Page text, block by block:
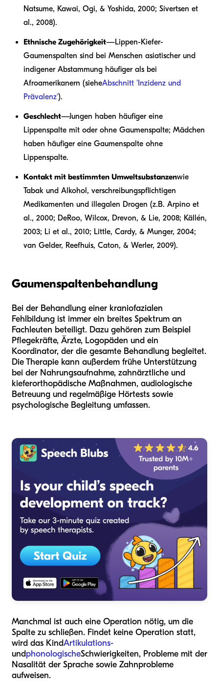
Natsume, Kawai, Ogi, & Yoshida, 2000; Sivertsen et
al., 2008).
Ethnische Zugehörigkeit—Lippen-Kiefer-
Gaumenspalten sind bei Menschen asiatischer und
indigener Abstammung häufiger als bei
Afroamerikanern (sieheAbschnitt 'Inzidenz und
Prävalenz').
Geschlecht—Jungen haben häufiger eine
Lippenspalte mit oder ohne Gaumenspalte; Mädchen
haben häufiger eine Gaumenspalte ohne
Lippenspalte.
Kontakt mit bestimmten Umweltsubstanzenwie
Tabak und Alkohol, verschreibungspflichtigen
Medikamenten und illegalen Drogen (z.B. Arpino et
al., 2000; DeRoo, Wilcox, Drevon, & Lie, 2008; Källén,
2003; Li et al., 2010; Little, Cardy, & Munger, 2004;
van Gelder, Reefhuis, Caton, & Werler, 2009).
Gaumenspaltenbehandlung
Bei der Behandlung einer kraniofazialen
Fehlbildung ist immer ein breites Spektrum an
Fachleuten beteiligt. Dazu gehören zum Beispiel
Pflegekräfte, Ärzte, Logopäden und ein
Koordinator, der die gesamte Behandlung begleitet.
Die Therapie kann außerdem frühe Unterstützung
bei der Nahrungsaufnahme, zahnärztliche und
kieferorthopädische Maßnahmen, audiologische
Betreuung und regelmäßige Hörtests sowie
psychologische Begleitung umfassen.
Manchmal ist auch eine Operation nötig, um die
Spalte zu schließen. Findet keine Operation statt,
wird das KindArtikulations-
undphonologischeSchwierigkeiten, Probleme mit der
Nasalität der Sprache sowie Zahnprobleme
aufweisen.